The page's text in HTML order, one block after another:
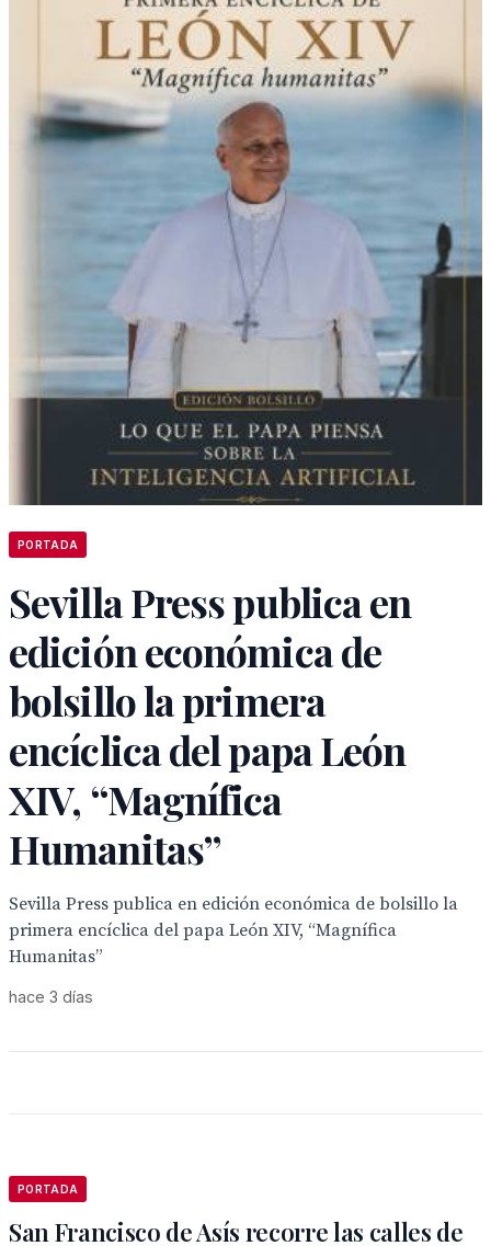
PORTADA
Sevilla Press publica en
edición económica de
bolsillo la primera
encíclica del papa León
XIV, “Magnífica
Humanitas”
Sevilla Press publica en edición económica de bolsillo la
primera encíclica del papa León XIV, “Magnífica
Humanitas”
hace 3 días
PORTADA
San Francisco de Asís recorre las calles de